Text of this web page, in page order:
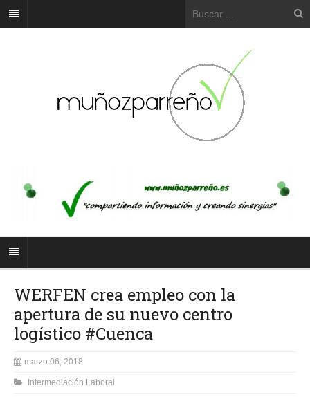
WERFEN crea empleo con la
apertura de su nuevo centro
logístico #Cuenca
marzo 06, 2018
Intermediación Laboral